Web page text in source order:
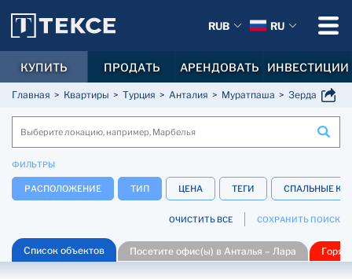
Главная Квартиры Турция Анталия Муратпаша Зердалилик
ФИЛЬТРЫ
РАСПОЛОЖЕНИЕ ТИП ЦЕНА ТЕГИ СПАЛЬНЫЕ
ОЧИСТИТЬ ВСЕ СОХРАНИТЬ ПОИСК
Список объектов Посетите офис(ы) в Анталья – Лара
RUB RU
КУПИТЬ ПРОДАТЬ АРЕНДОВАТЬ ИНВЕСТИЦИИ